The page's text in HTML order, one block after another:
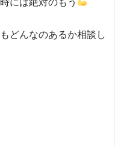
どんなのあるか相談し